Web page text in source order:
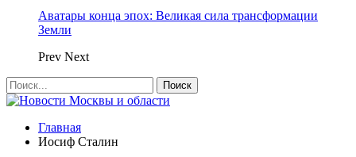
Аватары конца эпох: Великая сила трансформации
Земли
Prev Next
Главная
Иосиф Сталин